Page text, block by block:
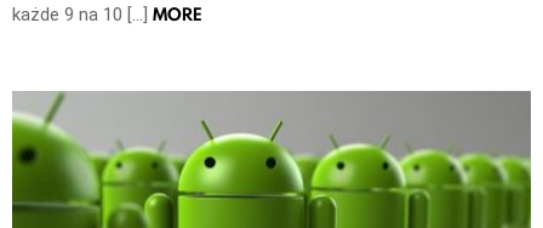
każde 9 na 10 […] MORE